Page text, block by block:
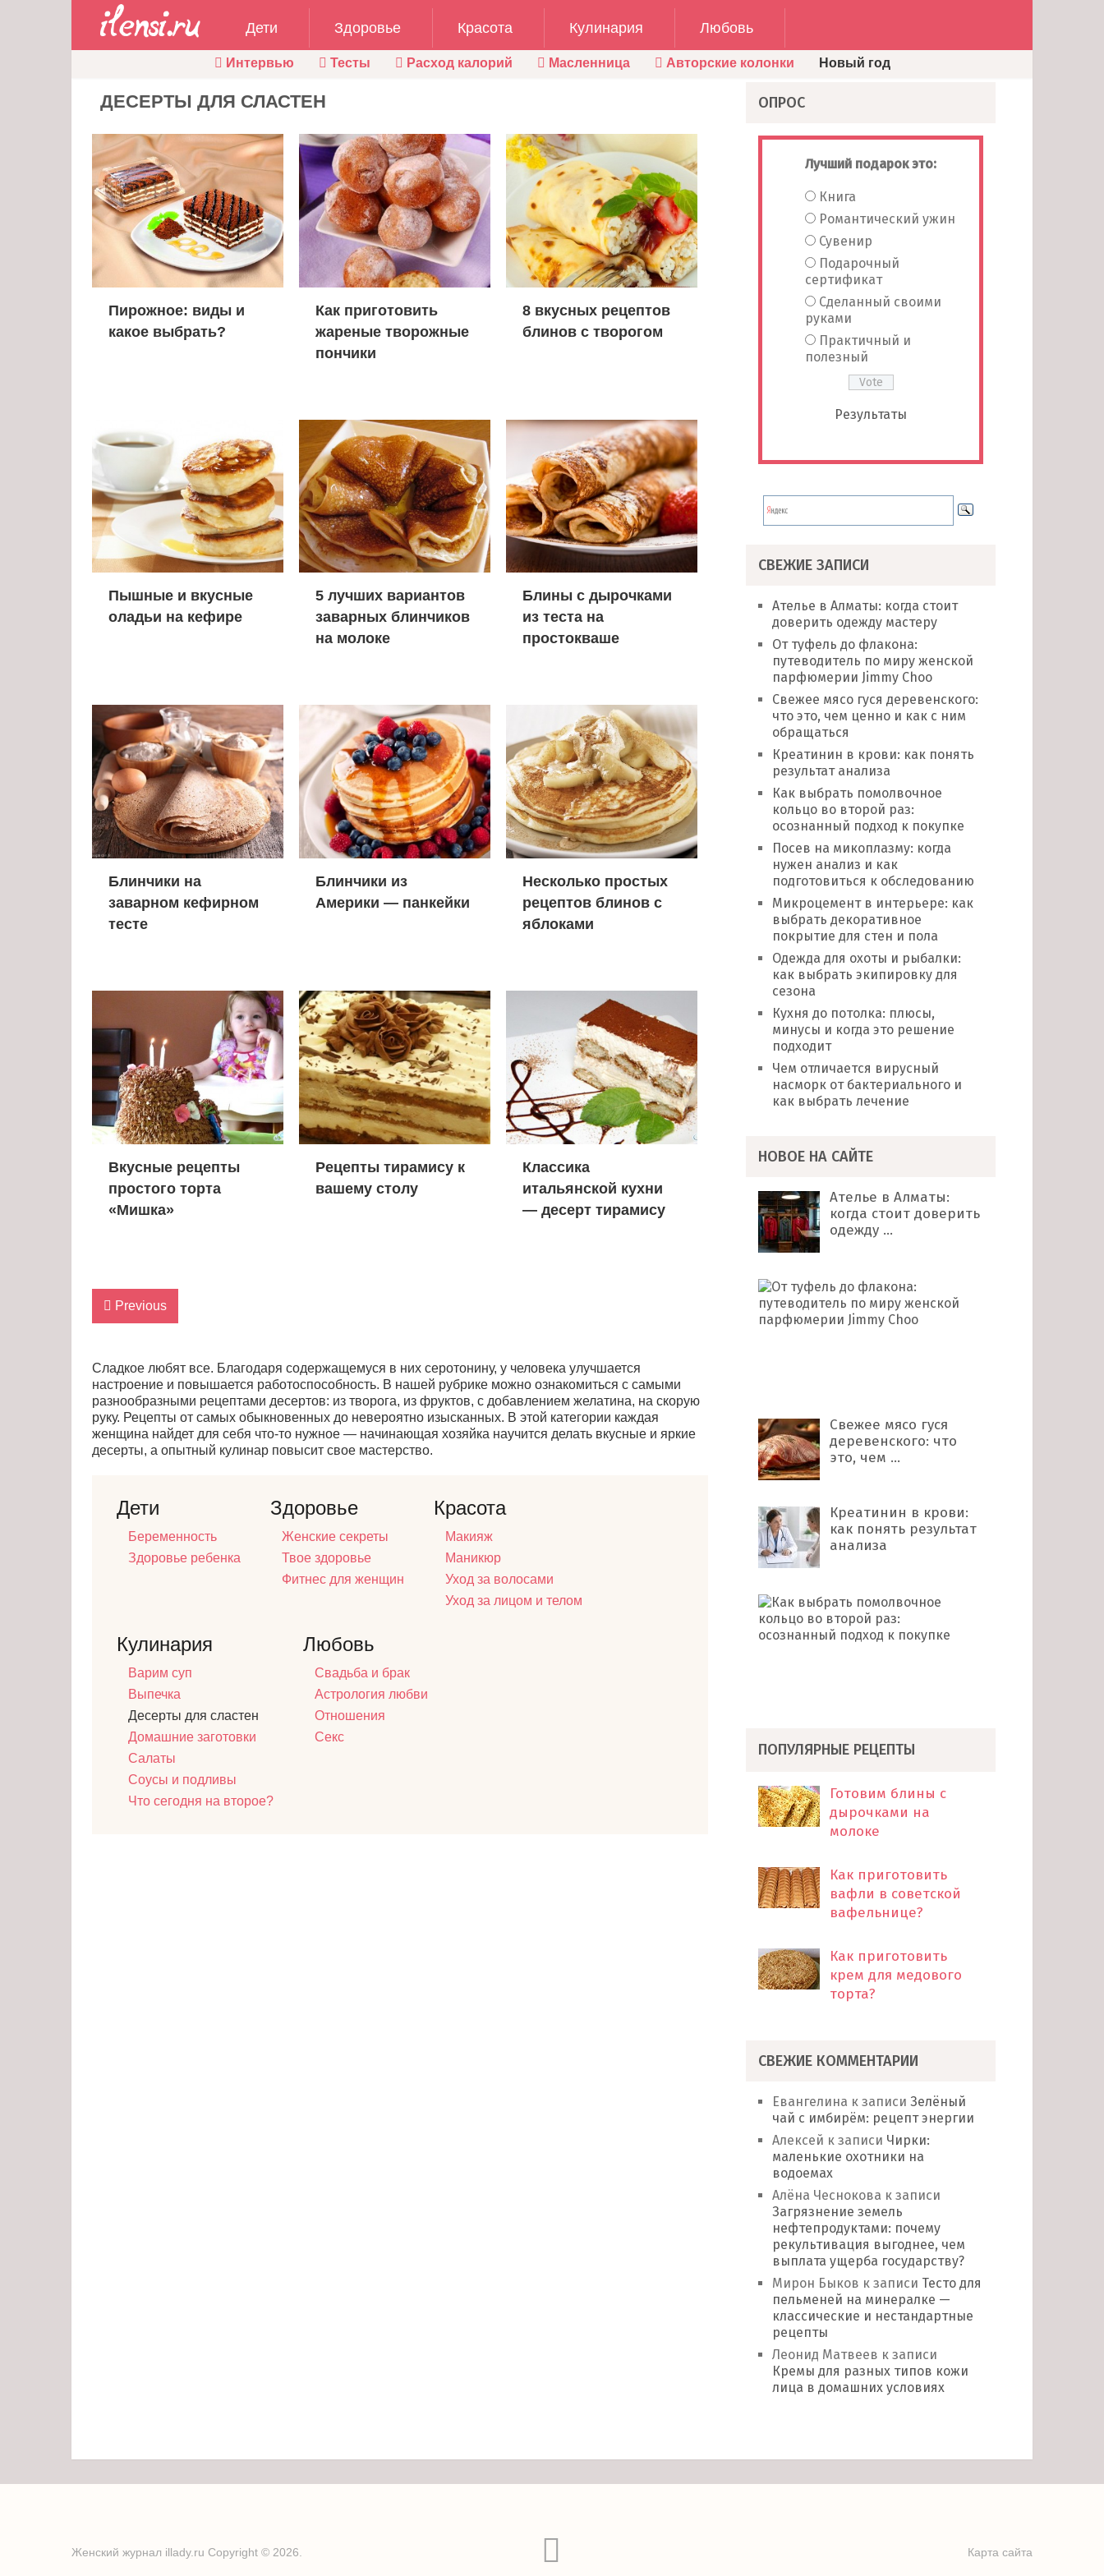
Дети Здоровье Красота Кулинария Любовь
Интервью Тесты Расход калорий Масленница Авторские колонки Новый год
ДЕСЕРТЫ ДЛЯ СЛАСТЕН
Пирожное: виды и
какое выбрать?
Как приготовить
жареные творожные
пончики
8 вкусных рецептов
блинов с творогом
Пышные и вкусные
оладьи на кефире
5 лучших вариантов
заварных блинчиков
на молоке
Блины с дырочками
из теста на
простокваше
Блинчики на
заварном кефирном
тесте
Блинчики из
Америки — панкейки
Несколько простых
рецептов блинов с
яблоками
Вкусные рецепты
простого торта
«Мишка»
Рецепты тирамису к
вашему столу
Классика
итальянской кухни
— десерт тирамису
Previous
Сладкое любят все. Благодаря содержащемуся в них серотонину, у человека улучшается
настроение и повышается работоспособность. В нашей рубрике можно ознакомиться с самыми
разнообразными рецептами десертов: из творога, из фруктов, с добавлением желатина, на скорую
руку. Рецепты от самых обыкновенных до невероятно изысканных. В этой категории каждая
женщина найдет для себя что-то нужное — начинающая хозяйка научится делать вкусные и яркие
десерты, а опытный кулинар повысит свое мастерство.
Дети
Беременность
Здоровье ребенка
Здоровье
Женские секреты
Твое здоровье
Фитнес для женщин
Красота
Макияж
Маникюр
Уход за волосами
Уход за лицом и телом
Кулинария
Варим суп
Выпечка
Десерты для сластен
Домашние заготовки
Салаты
Соусы и подливы
Что сегодня на второе?
Любовь
Свадьба и брак
Астрология любви
Отношения
Секс
ОПРОС
Лучший подарок это:
Книга
Романтический ужин
Сувенир
Подарочный
сертификат
Сделанный своими
руками
Практичный и
полезный
Результаты
СВЕЖИЕ ЗАПИСИ
Ателье в Алматы: когда стоит
доверить одежду мастеру
От туфель до флакона:
путеводитель по миру женской
парфюмерии Jimmy Choo
Свежее мясо гуся деревенского:
что это, чем ценно и как с ним
обращаться
Креатинин в крови: как понять
результат анализа
Как выбрать помолвочное
кольцо во второй раз:
осознанный подход к покупке
Посев на микоплазму: когда
нужен анализ и как
подготовиться к обследованию
Микроцемент в интерьере: как
выбрать декоративное
покрытие для стен и пола
Одежда для охоты и рыбалки:
как выбрать экипировку для
сезона
Кухня до потолка: плюсы,
минусы и когда это решение
подходит
Чем отличается вирусный
насморк от бактериального и
как выбрать лечение
НОВОЕ НА САЙТЕ
Ателье в Алматы:
когда стоит доверить
одежду …
Свежее мясо гуся
деревенского: что
это, чем …
Креатинин в крови:
как понять результат
анализа
ПОПУЛЯРНЫЕ РЕЦЕПТЫ
Готовим блины с
дырочками на
молоке
Как приготовить
вафли в советской
вафельнице?
Как приготовить
крем для медового
торта?
СВЕЖИЕ КОММЕНТАРИИ
Евангелина к записиЗелёный
чай с имбирём: рецепт энергии
Алексей к записи Чирки:
маленькие охотники на
водоемах
Алёна Чеснокова к записи
Загрязнение земель
нефтепродуктами: почему
рекультивация выгоднее, чем
выплата ущерба государству?
Мирон Быков к записи Тесто для
пельменей на минералке —
классические и нестандартные
рецепты
Леонид Матвеев к записи
Кремы для разных типов кожи
лица в домашних условиях
Женский журнал illady.ru Copyright © 2026. Карта сайта